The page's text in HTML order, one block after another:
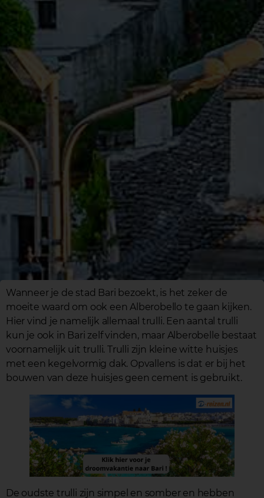
Wanneer je de stad Bari bezoekt, is het zeker de
moeite waard om ook een Alberobello te gaan kijken.
Hier vind je namelijk allemaal trulli. Een aantal trulli
kun je ook in Bari zelf vinden, maar Alberobelle bestaat
voornamelijk uit trulli. Trulli zijn kleine witte huisjes
met een kegelvormig dak. Opvallens is dat er bij het
bouwen van deze huisjes geen cement is gebruikt.
De oudste trulli zijn simpel en somber en hebben